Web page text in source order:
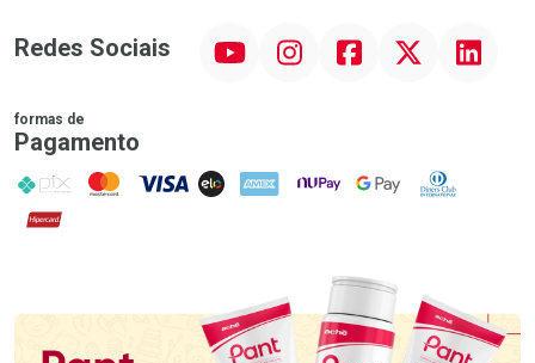
Redes Sociais InstagramFacebook Linkedin
formas de
Pagamento
PIX MasterCard
VISA ELO AMEX NuPay Google PayDiners Club
Hipercard